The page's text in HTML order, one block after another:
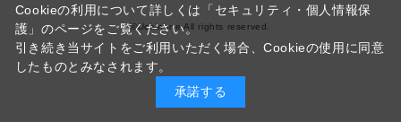
©Uchinone All rights reserved.
Cookieの利用について詳しくは
「セキュリティ・個人情報保
護」 のページをご覧ください。
引き続き当サイトをご利用いただく場合、Cookieの使用に同意
したものとみなされます。
承諾する